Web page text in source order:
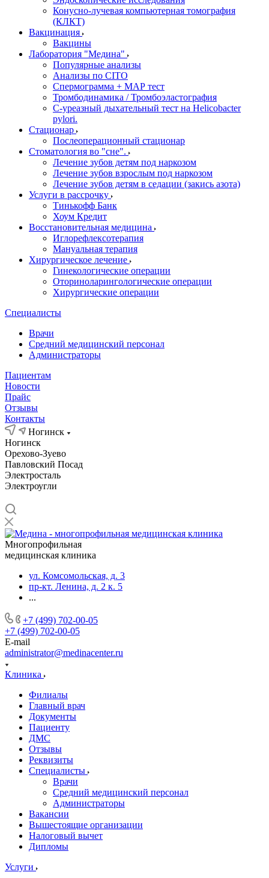
Конусно-лучевая компьютерная томография
(КЛКТ)
Вакцинация
Вакцины
Лаборатория "Медина"
Популярные анализы
Анализы по CITO
Спермограмма + МАР тест
Тромбодинамика / Тромбоэластография
С-уреазный дыхательный тест на Helicobacter
pylori.
Стационар
Послеоперационный стационар
Стоматология во "сне".
Лечение зубов детям под наркозом
Лечение зубов взрослым под наркозом
Лечение зубов детям в седации (закись азота)
Услуги в рассрочку
Тинькофф Банк
Хоум Кредит
Восстановительная медицина
Иглорефлексотерапия
Мануальная терапия
Хирургическое лечение
Гинекологические операции
Оториноларингологические операции
Хирургические операции
Специалисты
Врачи
Средний медицинский персонал
Администраторы
Пациентам
Новости
Прайс
Отзывы
Контакты
Ногинск
Ногинск
Орехово-Зуево
Павловский Посад
Электросталь
Электроугли
Многопрофильная
медицинская клиника
ул. Комсомольская, д. 3
пр-кт. Ленина, д. 2 к. 5
...
+7 (499) 702-00-05
+7 (499) 702-00-05
E-mail
administrator@medinacenter.ru
Клиника
Филиалы
Главный врач
Документы
Пациенту
ДМС
Отзывы
Реквизиты
Специалисты
Врачи
Средний медицинский персонал
Администраторы
Вакансии
Вышестоящие организации
Налоговый вычет
Дипломы
Услуги